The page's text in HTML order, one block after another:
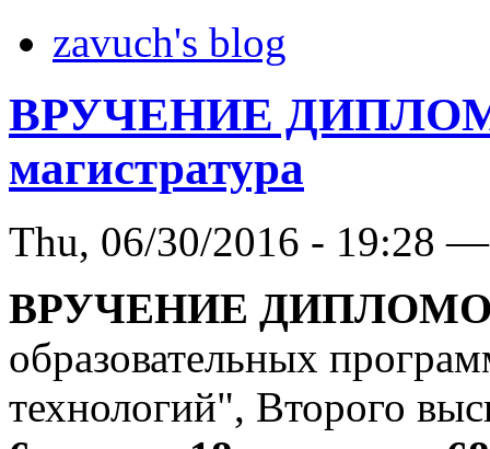
zavuch's blog
ВРУЧЕНИЕ
магистратура
Thu, 06/30/2016 - 19:28
ВРУЧЕНИЕ
образовательных
технологий", Второго